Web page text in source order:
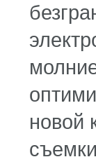
новой